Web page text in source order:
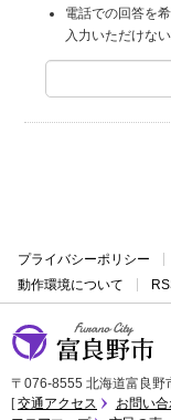
電話での回答を
入力いただけな
プライバシーポリシー
動作環境について
〒076-8555 北海道富良野
交通アクセス
お問い